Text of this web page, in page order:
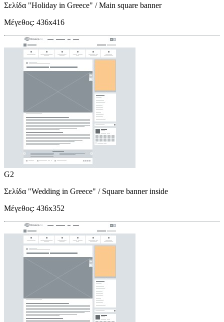
Σελίδα "Holiday in Greece" / Main square banner
Μέγεθος: 436x416
G2
Σελίδα "Wedding in Greece" / Square banner inside
Μέγεθος: 436x352